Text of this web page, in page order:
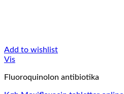
Add to wishlist
Vis
Fluoroquinolon antibiotika